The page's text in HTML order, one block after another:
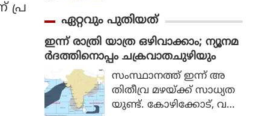
പ്ര
വികസിക്കുന്നുവെന്ന് ഉറ
പ്പാക്കുക എന്ന പ്രഖ്യാപിത
ലക്ഷ്യത്തോടെയാണ് ഇ
തിന്റെ ആരംഭം. ചടങ്ങില്‍
യുഎന്‍ സെക്രട്ടറി ജനറല്‍
അന്റോണിയോ ഗുട്ടെറസ്
പങ്കെടുത്തു.
ഏറ്റവും പുതിയത്
ഇന്ന് രാത്രി യാത്ര ഒഴിവാക്കാം; ന്യൂനമ
ർദത്തിനൊപ്പം ചക്രവാതചുഴിയും
സംസ്ഥാനത്ത് ഇന്ന് അ
തിതീവ്ര മഴയ്ക്ക് സാധ്യത
യുണ്ട്. കോഴിക്കോട്, വയ